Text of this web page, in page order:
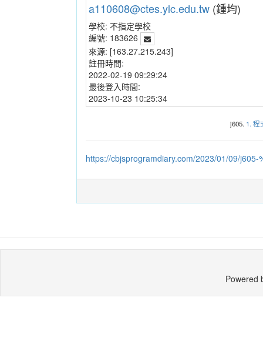
a110608@ctes.ylc.edu.tw (鍾均)
學校: 不指定學校
編號: 183626
來源: [163.27.215.243]
註冊時間:
2022-02-19 09:29:24
最後登入時間:
2023-10-23 10:25:34
j605. 1. 程
https://cbjsprogramdiary.com/2023/01/09/
Powered